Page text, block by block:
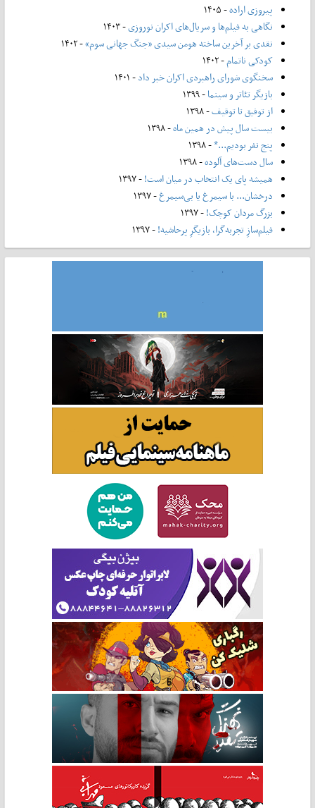
پیروزی اراده- ۱۴۰۵
نگاهی به فیلم‌ها و سریال‌های اکران نوروزی- ۱۴۰۳
نقدی بر آخرین ساخته هومن سیدی «جنگ جهانی سوم»- ۱۴۰۲
کودکی ناتمام- ۱۴۰۲
سخنگوی شورای راهبردی اکران خبر داد- ۱۴۰۱
بازیگر تئاتر و سینما- ۱۳۹۹
از توفیق تا توقیف- ۱۳۹۸
بیست سال پیش در همین ماه- ۱۳۹۸
پنج نفر بودیم...*- ۱۳۹۸
سال دست‌های آلوده- ۱۳۹۸
همیشه پای یک انتخاب در میان است!- ۱۳۹۷
درخشان... با سیمرغ یا بی‌سیمرغ- ۱۳۹۷
بزرگ مردان کوچک!- ۱۳۹۷
فیلم‌سازِ تجربه‌گرا، بازیگرِ پرحاشیه!- ۱۳۹۷